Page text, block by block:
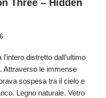
Three – Hidden
distretto dall’ultimo
Attraverso le immense
sospesa tra il cielo e
Legno naturale. Vetro